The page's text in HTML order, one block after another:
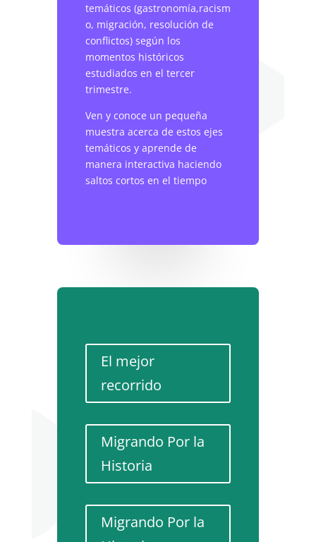
temáticos (gastronomía,racism
o, migración, resolución de
conflictos) según los
momentos históricos
estudiados en el tercer
trimestre.
Ven y conoce un pequeña
muestra acerca de estos ejes
temáticos y aprende de
manera interactiva haciendo
saltos cortos en el tiempo
El mejor
recorrido
Migrando Por la
Historia
Migrando Por la